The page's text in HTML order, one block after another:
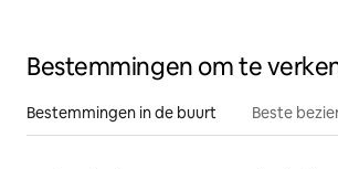
Bestemmingen om te
Bestemmingen in de buurt Beste